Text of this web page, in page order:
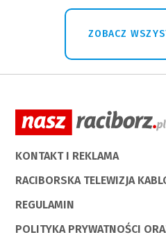
ZOBACZ
KONTAKT I REKLAMA
RACIBORSKA TELEWIZJA
REGULAMIN
POLITYKA PRYWATNOŚCI